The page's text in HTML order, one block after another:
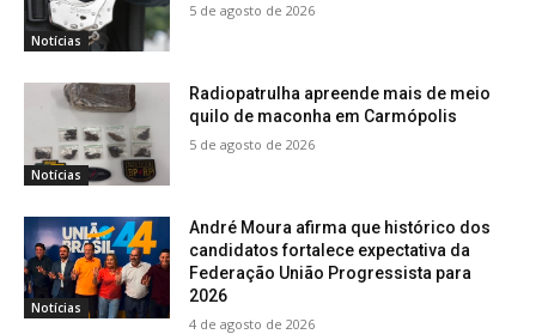
Notícias
5 de agosto de 2026
Notícias
Radiopatrulha apreende mais de meio
quilo de maconha em Carmópolis
5 de agosto de 2026
Notícias
André Moura afirma que histórico dos
candidatos fortalece expectativa da
Federação União Progressista para
2026
4 de agosto de 2026